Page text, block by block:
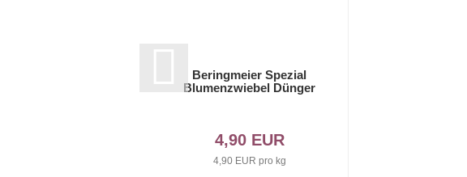
Beringmeier Spezial
Blumenzwiebel Dünger
4,90 EUR
4,90 EUR pro kg